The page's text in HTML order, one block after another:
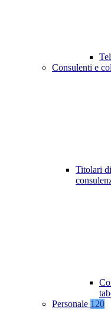
Consulenti e
Titolari
Personale 120